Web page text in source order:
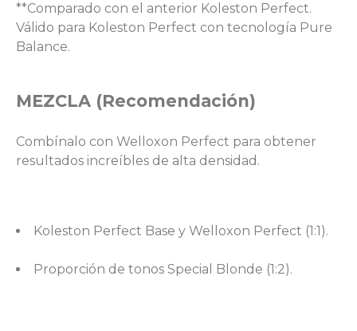
**Comparado con el anterior Koleston Perfect.
Válido para Koleston Perfect con tecnología Pure
Balance.
MEZCLA (Recomendación)
Combínalo con Welloxon Perfect para obtener
resultados increíbles de alta densidad.
Koleston Perfect Base y Welloxon Perfect (1:1).
Proporción de tonos Special Blonde (1:2).